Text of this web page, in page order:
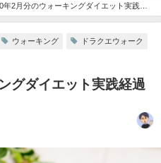
年2月分のウォーキングダイエット実践経
ウォーキング ドラクエウォーク
グダイエット実践経過